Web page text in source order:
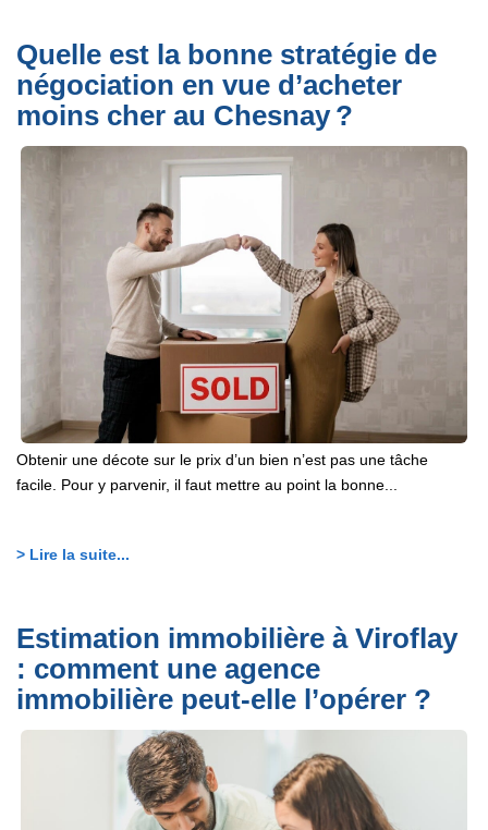
Quelle est la bonne stratégie de
négociation en vue d’acheter
moins cher au Chesnay ?
Obtenir une décote sur le prix d’un bien n’est pas une tâche
facile. Pour y parvenir, il faut mettre au point la bonne...
> Lire la suite...
Estimation immobilière à Viroflay
: comment une agence
immobilière peut-elle l’opérer ?